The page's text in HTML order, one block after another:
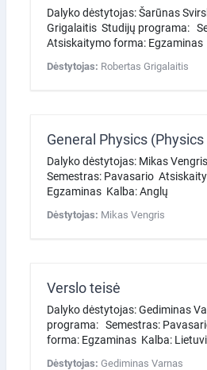
Dalyko dėstytojas: Šarūnas
Grigalaitis Studijų programa:
Atsiskaitymo forma: Egzaminas
Dėstytojas: Robertas Grigalaitis
Dalyko dėstytojas: Mikas
Semestras: Pavasario
Egzaminas Kalba: Anglų
Dėstytojas: Mikas Vengris
Verslo teisė
Dalyko dėstytojas: Gediminas
programa: Semestras:
forma: Egzaminas Kalba:
Dėstytojas: Gediminas Varnas